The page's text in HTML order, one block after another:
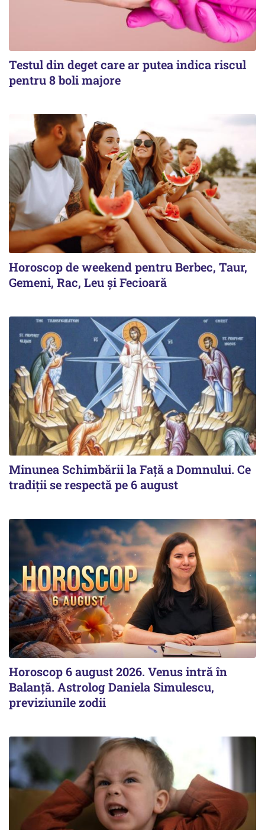
Testul din deget care ar putea indica riscul
pentru 8 boli majore
Horoscop de weekend pentru Berbec, Taur,
Gemeni, Rac, Leu și Fecioară
Minunea Schimbării la Față a Domnului. Ce
tradiții se respectă pe 6 august
Horoscop 6 august 2026. Venus intră în
Balanță. Astrolog Daniela Simulescu,
previziunile zodii